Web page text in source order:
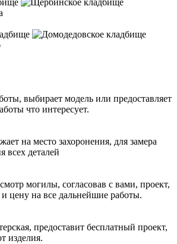
выбирает модель или предоставляет
что интересует.
на место захоронения, для замера
всех деталей
могилы, согласовав с вами, проект,
и цену на все дальнейшие работы.
предоставит бесплатный проект,
изделия.